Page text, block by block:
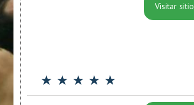
★ ★ ★ ★ ★
Visitar sitio